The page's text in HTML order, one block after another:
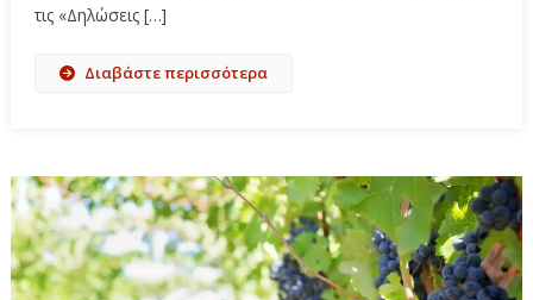
τις «Δηλώσεις […]
Διαβάστε περισσότερα